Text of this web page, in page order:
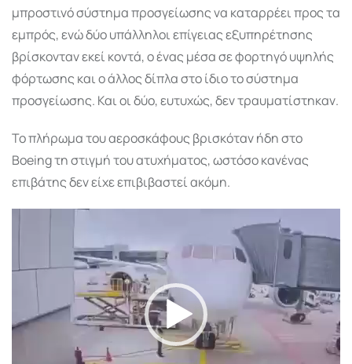
μπροστινό σύστημα προσγείωσης να καταρρέει προς τα
εμπρός, ενώ δύο υπάλληλοι επίγειας εξυπηρέτησης
βρίσκονταν εκεί κοντά, ο ένας μέσα σε φορτηγό υψηλής
φόρτωσης και ο άλλος δίπλα στο ίδιο το σύστημα
προσγείωσης. Και οι δύο, ευτυχώς, δεν τραυματίστηκαν.
Το πλήρωμα του αεροσκάφους βρισκόταν ήδη στο
Boeing τη στιγμή του ατυχήματος, ωστόσο κανένας
επιβάτης δεν είχε επιβιβαστεί ακόμη.